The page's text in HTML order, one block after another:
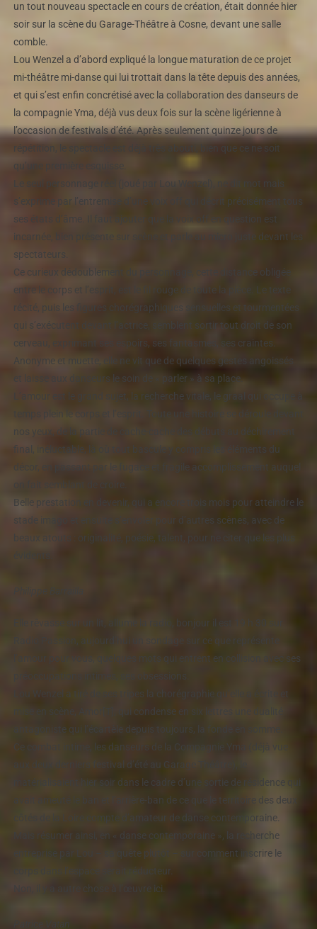
un tout nouveau spectacle en cours de création, était donnée hier
soir sur la scène du Garage-Théâtre à Cosne, devant une salle
comble.
Lou Wenzel a d’abord expliqué la longue maturation de ce projet
mi-théâtre mi-danse qui lui trottait dans la tête depuis des années,
et qui s’est enfin concrétisé avec la collaboration des danseurs de
la compagnie Yma, déjà vus deux fois sur la scène ligérienne à
l’occasion de festivals d’été. Après seulement quinze jours de
répétition, le spectacle est déjà très abouti, bien que ce ne soit
qu’une première esquisse.
Le seul personnage réel (joué par Lou Wenzel), ne dit mot mais
s’exprime par l’entremise d’une voix off qui décrit précisément tous
ses états d’âme. Il faut ajouter que la voix off en question est
incarnée, bien présente sur scène et parle au micro juste devant les
spectateurs.
Ce curieux dédoublement du personnage, cette distance obligée
entre le corps et l’esprit, est le fil rouge de toute la pièce. Le texte
récité, puis les figures chorégraphiques sensuelles et tourmentées
qui s’exécutent devant l’actrice, semblent sortir tout droit de son
cerveau, exprimant ses espoirs, ses fantasmes, ses craintes.
Anonyme et muette, elle ne vit que de quelques gestes angoissés
et laisse aux danseurs le soin de « parler » à sa place.
L’amour est le grand sujet, la recherche vitale, le graal qui occupe à
temps plein le corps et l’esprit. Toute une histoire se déroule devant
nos yeux, de la partie de cache-cache des débuts au déchirement
final, inéluctable, là où tout bascule y compris les éléments du
décor, en passant par le fugace et fragile accomplissement auquel
on fait semblant de croire.
Belle prestation en devenir, qui a encore trois mois pour atteindre le
stade imago et ensuite s’envoler pour d’autres scènes, avec de
beaux atouts : originalité, poésie, talent, pour ne citer que les plus
Elle rêvasse sur un lit, allume la radio, bonjour il est 19 h 30 sur
Radio Passion, aujourd’hui un sondage sur ce que représente
l’amour pour vous, quelques mots qui entrent en collision avec ses
préoccupations intimes, ses obsessions.
Lou Wenzel a tiré de ses tripes la chorégraphie qu’elle a écrite et
mise en scène, Amor[T], qui condense en six lettres une dualité
antagoniste qui l’écartèle depuis toujours, la fonde en somme.
Ce combat intime, les danseurs de la Compagnie Yma (déjà vue
aux deux derniers festival d’été au Garage Théâtre), le
matérialisaient hier soir dans le cadre d’une sortie de résidence qui
avait ameuté le ban et l’arrière-ban de ce que le territoire des deux
côtés de la Loire compte d’amateur de danse contemporaine.
Mais résumer ainsi, en « danse contemporaine », la recherche
entreprise par Lou – sa quête plutôt – sur comment inscrire le
corps dans l’espace serait réducteur.
Non, il y a autre chose à l’œuvre ici.
Patrice Vatan